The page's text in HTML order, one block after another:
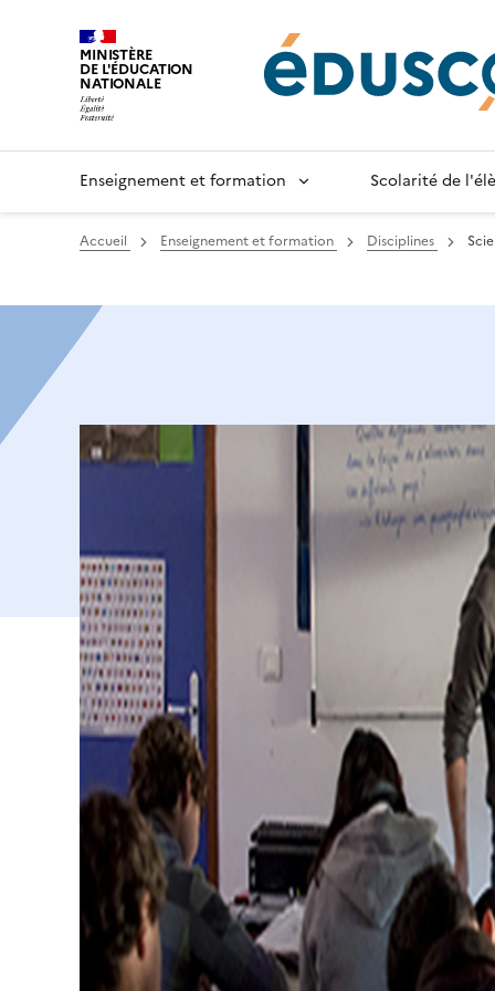
MINISTÈRE
DE L'ÉDUCATION
NATIONALE
Enseignement et formation Scolarité de
Accueil Enseignement et formation Disciplines